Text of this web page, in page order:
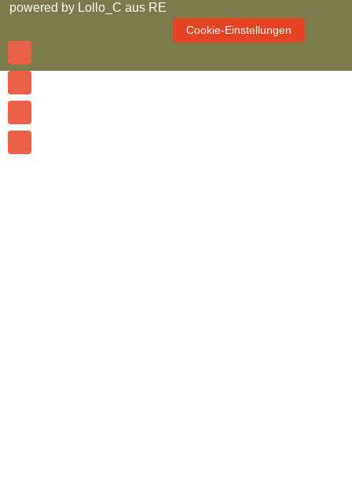
powered by Lollo_C aus RE
Cookie-Einstellungen